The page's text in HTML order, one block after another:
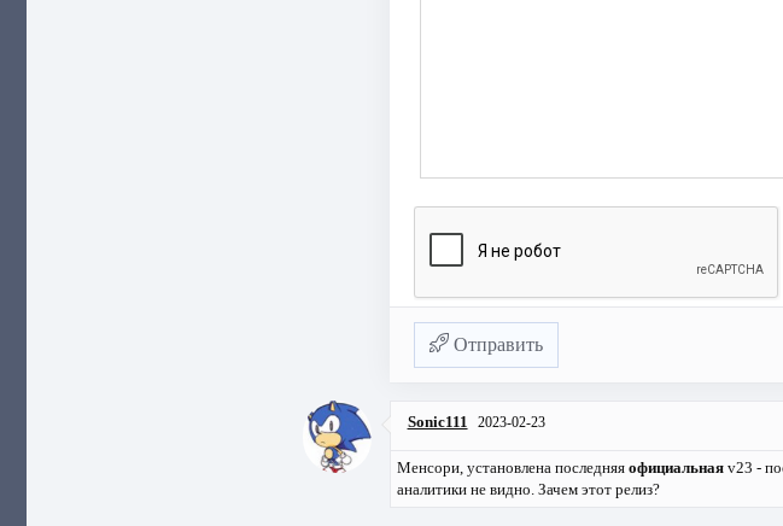
Отправить
Sonic111 2023-02-23
Менсори, установлена последняя официальнаяv23 -
аналитики не видно. Зачем этот релиз?